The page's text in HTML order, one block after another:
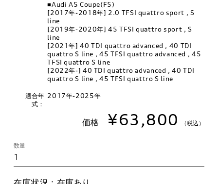
■Audi A5 Coupe(F5)
[2017年-2018年] 2.0 TFSI quattro sport , S
line
[2019年-2020年] 45 TFSI quattro sport , S
line
[2021年] 40 TDI quattro advanced , 40 TDI
quattro S line , 45 TFSI quattro advanced , 45
TFSI quattro S line
[2022年-] 40 TDI quattro advanced , 40 TDI
quattro S line , 45 TFSI quattro S line
適合年
式：
2017年-2025年
価格 ¥63,800 （税込）
数量